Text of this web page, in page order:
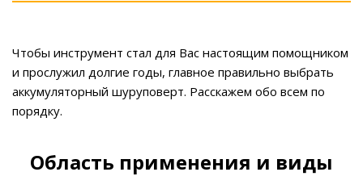
Чтобы инструмент стал для Вас настоящим помощником
и прослужил долгие годы, главное правильно выбрать
аккумуляторный шуруповерт. Расскажем обо всем по
порядку.
Область применения и виды